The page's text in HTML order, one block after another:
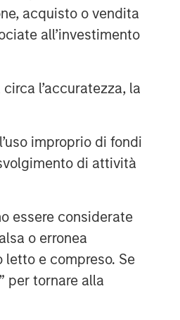
acquisto o vendita
all’investimento
l’accuratezza, la
improprio di fondi
di attività
essere considerate
o erronea
letto e compreso. Se
per tornare alla
Bets